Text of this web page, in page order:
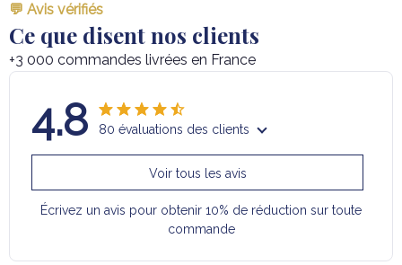
💬 Avis vérifiés
Ce que disent nos clients
+3 000 commandes livrées en France
4.8 80 évaluations des clients
Voir tous les avis
Écrivez un avis pour obtenir 10% de réduction sur toute
commande